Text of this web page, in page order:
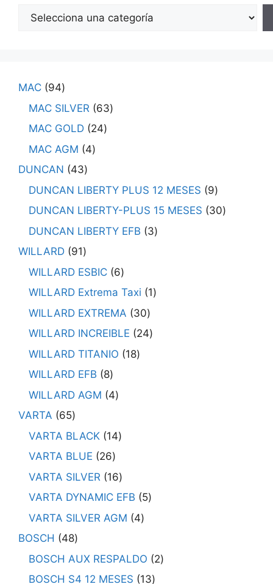
MAC 94
MAC SILVER
63
MAC GOLD 24
MAC AGM
4
DUNCAN
43
DUNCAN LIBERTY PLUS 12 MESES
9
DUNCAN LIBERTY-PLUS 15 MESES
30
DUNCAN LIBERTY EFB
3
WILLARD 91
WILLARD ESBIC 6
WILLARD Extrema Taxi
1
WILLARD EXTREMA
30
WILLARD INCREIBLE
24
WILLARD TITANIO
18
WILLARD EFB
8
WILLARD AGM
4
VARTA
65
VARTA BLACK 14
VARTA BLUE
26
VARTA SILVER
16
VARTA DYNAMIC EFB
5
VARTA SILVER AGM
4
BOSCH
48
BOSCH AUX RESPALDO
2
BOSCH S4 12 MESES
13